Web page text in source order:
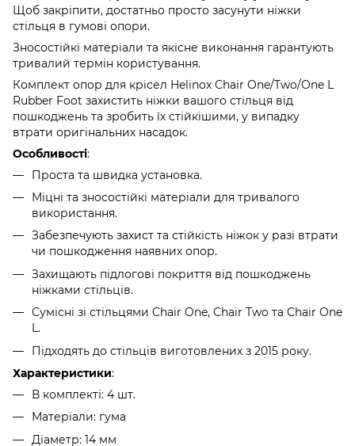
Щоб закріпити, достатньо просто засунути ніжки
стільця в гумові опори.
Зносостійкі матеріали та якісне виконання гарантують
тривалий термін користування.
Комплект опор для крісел Helinox Chair One/Two/One L
Rubber Foot захистить ніжки вашого стільця від
пошкоджень та зробить їх стійкішими, у випадку
втрати оригінальних насадок.
Особливості:
Проста та швидка установка.
Міцні та зносостійкі матеріали для тривалого
використання.
Забезпечують захист та стійкість ніжок у разі втрати
чи пошкодження наявних опор.
Захищають підлогові покриття від пошкоджень
ніжками стільців.
Сумісні зі стільцями Chair One, Chair Two та Chair One
L.
Підходять до стільців виготовлених з 2015 року.
Характеристики:
В комплекті: 4 шт.
Матеріали: гума
Діаметр: 14 мм